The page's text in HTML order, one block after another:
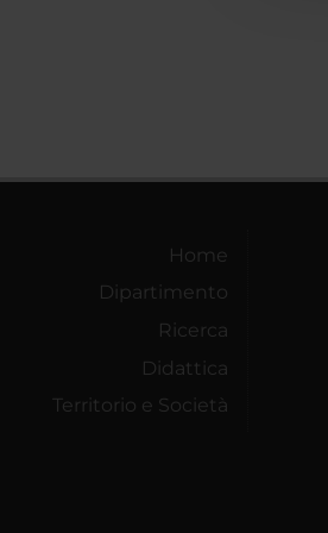
Home
Dipartimento
Ricerca
Didattica
Territorio e Società